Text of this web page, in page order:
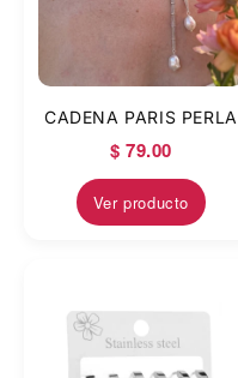
CADENA PARIS PERLA
$ 79.00
Ver producto